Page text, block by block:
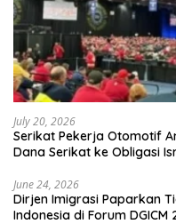
July 20, 2026
Serikat Pekerja Otomotif
Dana Serikat ke Obligasi
June 24, 2026
Dirjen Imigrasi Paparkan
Indonesia di Forum DGICM